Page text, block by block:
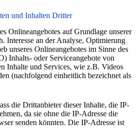
und Inhalten Dritter
Onlineangebotes auf Grundlage unserer
Interesse an der Analyse, Optimierung
unseres Onlineangebotes im Sinne des
Inhalts- oder Serviceangebote von
Inhalte und Services, wie z.B. Videos
(nachfolgend einheitlich bezeichnet als
die Drittanbieter dieser Inhalte, die IP-
da sie ohne die IP-Adresse die
senden könnten. Die IP-Adresse ist